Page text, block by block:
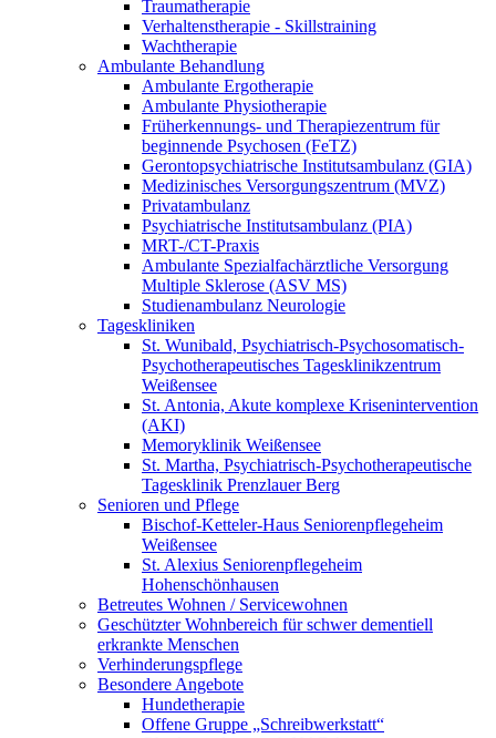
Traumatherapie
Verhaltenstherapie - Skillstraining
Wachtherapie
Ambulante Behandlung
Ambulante Ergotherapie
Ambulante Physiotherapie
Früherkennungs- und Therapiezentrum für
beginnende Psychosen (FeTZ)
Gerontopsychiatrische Institutsambulanz (GIA)
Medizinisches Versorgungszentrum (MVZ)
Privatambulanz
Psychiatrische Institutsambulanz (PIA)
MRT-/CT-Praxis
Ambulante Spezialfachärztliche Versorgung
Multiple Sklerose (ASV MS)
Studienambulanz Neurologie
Tageskliniken
St. Wunibald, Psychiatrisch-Psychosomatisch-
Psychotherapeutisches Tagesklinikzentrum
Weißensee
St. Antonia, Akute komplexe Krisenintervention
(AKI)
Memoryklinik Weißensee
St. Martha, Psychiatrisch-Psychotherapeutische
Tagesklinik Prenzlauer Berg
Senioren und Pflege
Bischof-Ketteler-Haus Seniorenpflegeheim
Weißensee
St. Alexius Seniorenpflegeheim
Hohenschönhausen
Betreutes Wohnen / Servicewohnen
Geschützter Wohnbereich für schwer dementiell
erkrankte Menschen
Verhinderungspflege
Besondere Angebote
Hundetherapie
Offene Gruppe „Schreibwerkstatt“